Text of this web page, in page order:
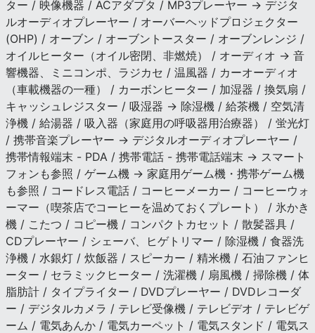
ター / 映像機器 / ACアダプタ / MP3プレーヤー → デジタ
ルオーディオプレーヤー / オーバーヘッドプロジェクター
(OHP) / オーブン / オーブントースター / オーブンレンジ /
オイルヒーター（オイル密閉、非燃焼） / オーディオ → 音
響機器、ミニコンポ、ラジカセ / 温風器 / カーオーディオ
（車載機器の一種） / カーボンヒーター / 加湿器 / 換気扇 /
キャッシュレジスター / 吸湿器 → 除湿機 / 給茶機 / 空気清
浄機 / 給湯器 / 吸入器（家庭用の呼吸器用治療器） / 蛍光灯
/ 携帯音楽プレーヤー → デジタルオーディオプレーヤー /
携帯情報端末 - PDA / 携帯電話 - 携帯電話端末 → スマート
フォンも参照 / ゲーム機 → 家庭用ゲーム機・携帯ゲーム機
も参照 / コードレス電話 / コーヒーメーカー / コーヒーウォ
ーマー（喫茶店でコーヒーを温めておくプレート） / 氷かき
機 / こたつ / コピー機 / コンパクトカセット / 散髪器具 /
CDプレーヤー / シェーバ、ヒゲトリマー / 除湿機 / 食器洗
浄機 / 水銀灯 / 炊飯器 / スピーカー / 精米機 / 石油ファンヒ
ーター / セラミックヒーター / 洗濯機 / 扇風機 / 掃除機 / 体
脂肪計 / タイプライター / DVDプレーヤー / DVDレコーダ
ー / デジタルカメラ / テレビ受像機 / テレビデオ / テレビゲ
ーム / 電気あんか / 電気カーペット / 電気スタンド / 電気ス